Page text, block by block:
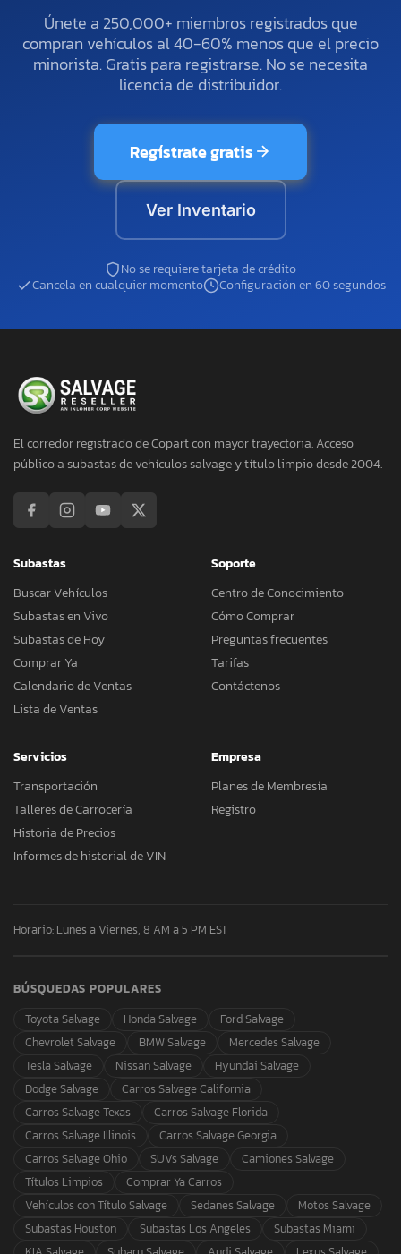
Únete a 250,000+ miembros registrados que
compran vehículos al 40-60% menos que el precio
minorista. Gratis para registrarse. No se necesita
licencia de distribuidor.
Regístrate gratis
Ver Inventario
No se requiere tarjeta de crédito
Cancela en cualquier momento
Configuración en 60 segundos
El corredor registrado de Copart con mayor trayectoria. Acceso
público a subastas de vehículos salvage y título limpio desde 2004.
Subastas
Buscar Vehículos
Subastas en Vivo
Subastas de Hoy
Comprar Ya
Calendario de Ventas
Lista de Ventas
Soporte
Centro de Conocimiento
Cómo Comprar
Preguntas frecuentes
Tarifas
Contáctenos
Servicios
Transportación
Talleres de Carrocería
Historia de Precios
Informes de historial de VIN
Empresa
Planes de Membresía
Registro
Horario: Lunes a Viernes, 8 AM a 5 PM EST
BÚSQUEDAS POPULARES
Toyota Salvage
Honda Salvage
Ford Salvage
Chevrolet Salvage
BMW Salvage
Mercedes Salvage
Tesla Salvage
Nissan Salvage
Hyundai Salvage
Dodge Salvage
Carros Salvage California
Carros Salvage Texas
Carros Salvage Florida
Carros Salvage Illinois
Carros Salvage Georgia
Carros Salvage Ohio
SUVs Salvage
Camiones Salvage
Títulos Limpios
Comprar Ya Carros
Vehículos con Título Salvage
Sedanes Salvage
Motos Salvage
Subastas Houston
Subastas Los Angeles
Subastas Miami